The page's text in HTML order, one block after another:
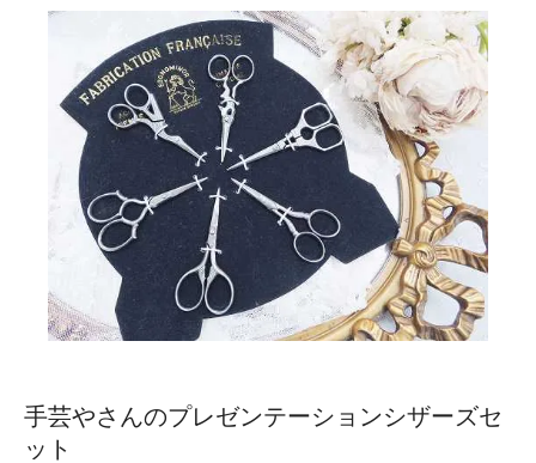
手芸やさんのプレゼンテーションシザーズセ
ット